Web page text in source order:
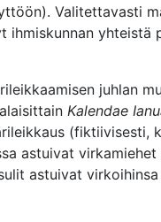
Valitettavasti
ihmiskunnan yhteistä
juhlan
Kalendae
(fiktiivisesti,
astuivat virkamiehet
astuivat virkoihinsa